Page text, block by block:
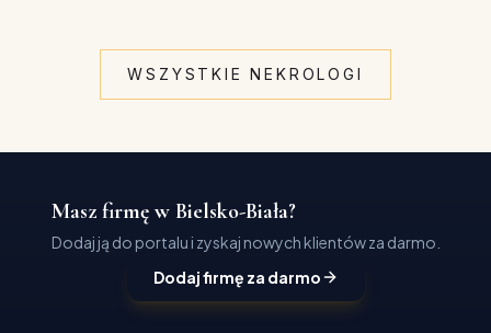
WSZYSTKIE NEKROLOGI
Masz firmę w Bielsko-Biała?
Dodaj ją do portalu i zyskaj nowych klientów za darmo.
Dodaj firmę za darmo